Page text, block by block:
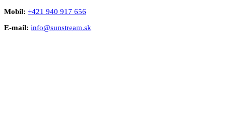
Mobil: +421 940 917 656
E-mail: info@sunstream.sk